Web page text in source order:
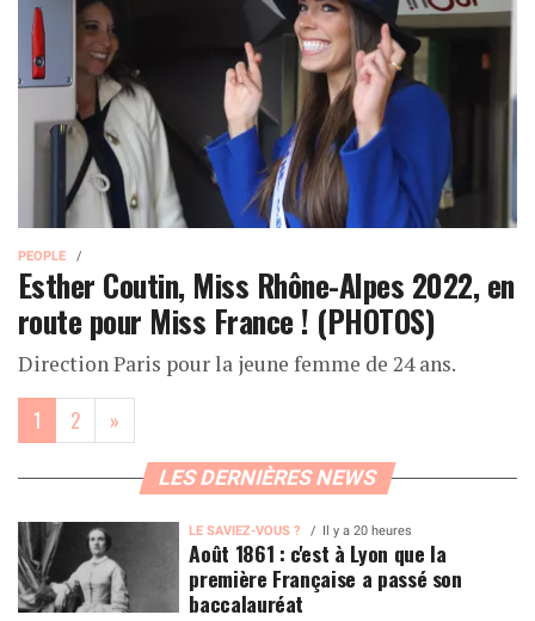
PEOPLE
Esther Coutin, Miss Rhône-Alpes 2022, en
route pour Miss France ! (PHOTOS)
Direction Paris pour la jeune femme de 24 ans.
1 (current)
2 »
LES DERNIÈRES NEWS
LE SAVIEZ-VOUS ? Il y a 20 heures
Août 1861 : c'est à Lyon que la
première Française a passé son
baccalauréat